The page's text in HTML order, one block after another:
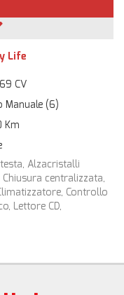
Life
CV
Manuale (6)
Km
Alzacristalli
centralizzata,
Controllo
Lettore CD,